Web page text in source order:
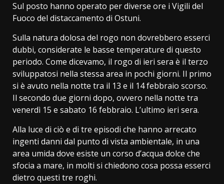
Sul posto hanno operato per diverse ore i Vigili del
Fuoco del distaccamento di Ostuni.
Sulla natura dolosa del rogo non dovrebbero esserci
dubbi, considerate le basse temperature di questo
periodo. Come dicevamo, il rogo di ieri sera è il terzo
sviluppatosi nella stessa area in pochi giorni. Il primo
si è avuto nella notte tra il 13 e il 14 febbraio scorso.
Il secondo due giorni dopo, ovvero nella notte tra
venerdì 15 e sabato 16 febbraio. L’ultimo ieri sera.
Alla luce di ciò e di tre episodi che hanno arrecato
ingenti danni dal punto di vista ambientale, in una
area umida dove esiste un corso d’acqua dolce che
sfocia a mare, in molti si chiedono cosa possa esserci
dietro questi tre roghi.